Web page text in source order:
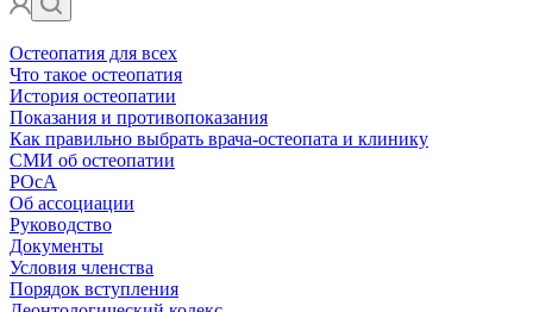
Остеопатия для всех
Что такое остеопатия
История остеопатии
Показания и противопоказания
Как правильно выбрать врача-остеопата и клинику
СМИ об остеопатии
РОсА
Об ассоциации
Руководство
Документы
Условия членства
Порядок вступления